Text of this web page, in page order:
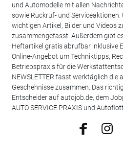
und Automodelle mit allen
sowie Rückruf- und Serviceaktionen.
wichtigen Artikel, Bilder und Videos
zusammengefasst. Außerdem gibt
Heftartikel gratis abrufbar inklusive
Online-Angebot um Techniktipps,
Betriebspraxis für die
NEWSLETTER fasst werktäglich die
Geschehnisse zusammen. Das
Entscheider auf autojob.de, dem
AUTO SERVICE PRAXIS und